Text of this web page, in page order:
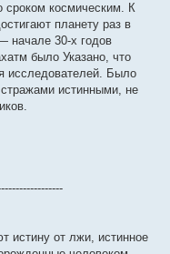
сроком космическим. К
планету раз в
начале 30-х годов
было Указано, что
исследователей. Было
истинными, не
истину от лжи, истинное